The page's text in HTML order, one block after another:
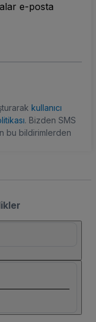
e-posta
kullanıcı
. Bizden SMS
bu bildirimlerden